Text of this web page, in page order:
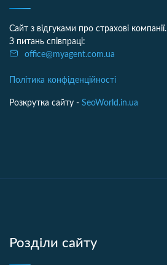
Сайт з відгуками про страхові компанії.
З питань співпраці:
office@myagent.com.ua
Політика конфіденційності
Розкрутка сайту - SeoWorld.in.ua
Розділи сайту